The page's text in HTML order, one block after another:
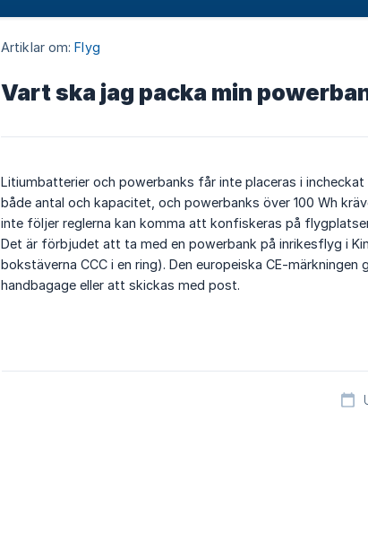
Artiklar om: Flyg
Vart ska jag packa min
Litiumbatterier och powerbanks får inte placeras i
både antal och kapacitet, och powerbanks över 100 Wh
inte följer reglerna kan komma att konfiskeras på
Det är förbjudet att ta med en powerbank på inrikesflyg i
bokstäverna CCC i en ring). Den europeiska CE-
handbagage eller att skickas med post.